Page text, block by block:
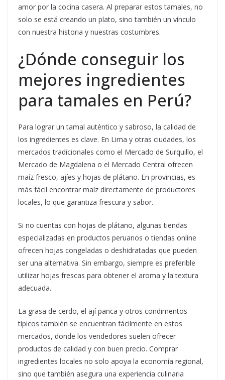
amor por la cocina casera. Al preparar estos tamales, no
solo se está creando un plato, sino también un vínculo
con nuestra historia y nuestras costumbres.
¿Dónde conseguir los
mejores ingredientes
para tamales en Perú?
Para lograr un tamal auténtico y sabroso, la calidad de
los ingredientes es clave. En Lima y otras ciudades, los
mercados tradicionales como el Mercado de Surquillo, el
Mercado de Magdalena o el Mercado Central ofrecen
maíz fresco, ajíes y hojas de plátano. En provincias, es
más fácil encontrar maíz directamente de productores
locales, lo que garantiza frescura y sabor.
Si no cuentas con hojas de plátano, algunas tiendas
especializadas en productos peruanos o tiendas online
ofrecen hojas congeladas o deshidratadas que pueden
ser una alternativa. Sin embargo, siempre es preferible
utilizar hojas frescas para obtener el aroma y la textura
adecuada.
La grasa de cerdo, el ají panca y otros condimentos
típicos también se encuentran fácilmente en estos
mercados, donde los vendedores suelen ofrecer
productos de calidad y con buen precio. Comprar
ingredientes locales no solo apoya la economía regional,
sino que también asegura una experiencia culinaria